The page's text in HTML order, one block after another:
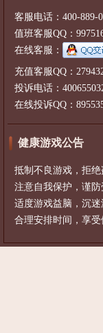
客服电话：400-889-
值班客服QQ：
在线客服：
充值客服QQ：
投诉电话：
在线投诉QQ：
健康游戏公告
抵制不良游戏，拒绝
注意自我保护，谨防
适度游戏益脑，沉迷
合理安排时间，享受